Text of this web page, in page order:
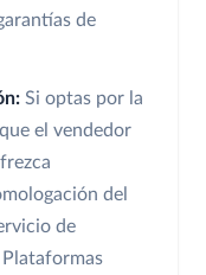
de
Si optas por la
el vendedor
del
de